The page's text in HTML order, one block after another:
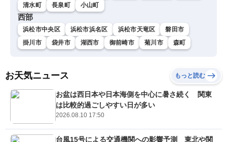
清水町
長泉町 小山町
西部
浜松市中央区 浜松市浜名区 浜松市天竜区
磐田市
掛川市
袋井市 湖西市 御前崎市 菊川市 森町
お天気ニュース もっと読む
お盆は西日本や日本海側を中心に暑さ続く 関東
は比較的過ごしやすい日が多い
2026.08.10 17:50
台風15号による交通機関への影響予測 東北や関